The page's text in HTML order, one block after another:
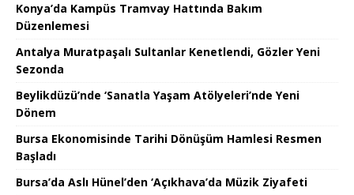
Konya’da Kampüs Tramvay Hattında Bakım
Düzenlemesi
Antalya Muratpaşalı Sultanlar Kenetlendi, Gözler Yeni
Sezonda
Beylikdüzü’nde ‘Sanatla Yaşam Atölyeleri’nde Yeni
Dönem
Bursa Ekonomisinde Tarihi Dönüşüm Hamlesi Resmen
Başladı
Bursa’da Aslı Hünel’den ‘Açıkhava’da Müzik Ziyafeti